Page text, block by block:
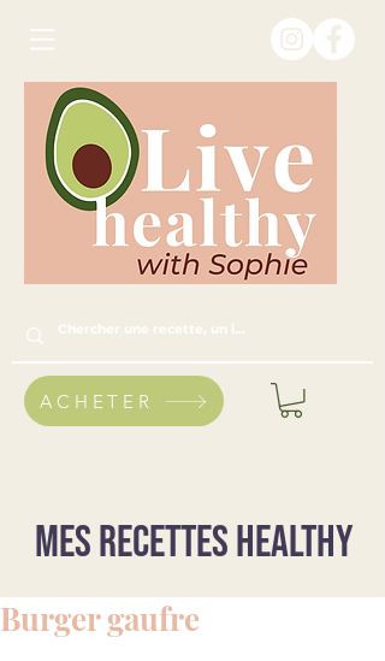
ACHETER
Mes recettes healthy
Burger gaufre